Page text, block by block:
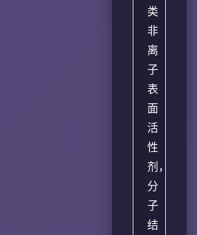
类
非
离
子
表
面
活
性
剂，
分
子
结